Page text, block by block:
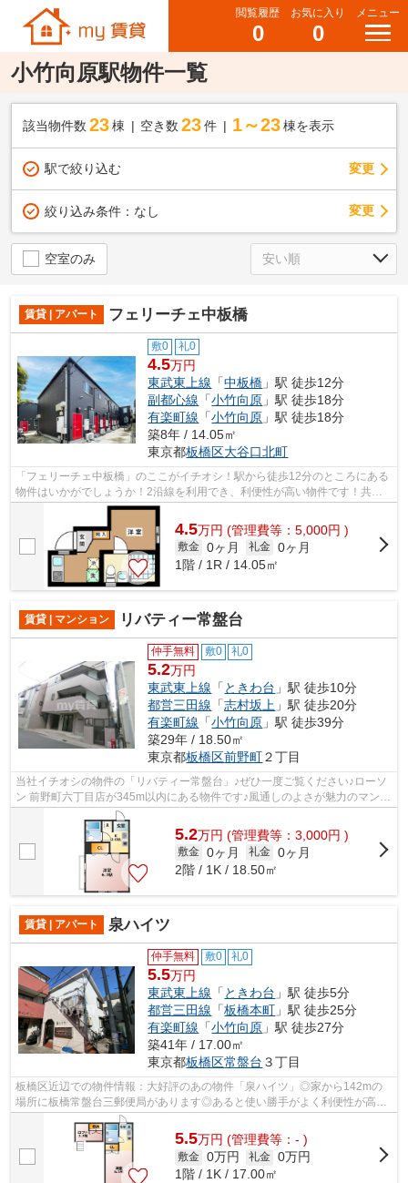
閲覧履歴
0
お気に入り
0
メニュー
小竹向原駅物件一覧
該当物件数 23棟 空き数 23 件 1～23 棟を表示
駅で絞り込む 変更
絞り込み条件： なし 変更
空室のみ
賃貸 | アパート フェリーチェ中板橋
敷0 礼0
4.5万円
東武東上線 「中板橋 」駅 徒歩12分
副都心線 「小竹向原 」駅 徒歩18分
有楽町線 「小竹向原 」駅 徒歩18分
築8年 / 14.05㎡
東京都板橋区大谷口北町
「フェリーチェ中板橋」のここがイチオシ！駅から徒歩12分のところにある
物件はいかがでしょうか！2沿線を利用でき、利便性が高い物件です！共用
部に住民専用のゴミ置き場があるので、...
4.5万円 (管理費等：5,000円 )
敷金 0ヶ月 礼金 0ヶ月
1階 / 1R / 14.05㎡
賃貸 | マンション リバティー常盤台
仲手無料 敷0 礼0
5.2万円
東武東上線 「 ときわ台 」駅 徒歩10分
都営三田線 「志村坂上 」駅 徒歩20分
有楽町線 「小竹向原 」駅 徒歩39分
築29年 / 18.50㎡
東京都板橋区前野町２丁目
当社イチオシの物件の「リバティー常盤台」♪ぜひ一度ご覧ください♪ローソ
ン 前野町六丁目店が345m以内にある物件です♪風通しのよさが魅力のマンシ
ョンです♪貴重な時間を大切にしたいビ...
5.2万円 (管理費等：3,000円 )
敷金 0ヶ月 礼金 0ヶ月
2階 / 1K / 18.50㎡
賃貸 | アパート 泉ハイツ
仲手無料 敷0 礼0
5.5万円
東武東上線 「 ときわ台 」駅 徒歩5分
都営三田線 「板橋本町 」駅 徒歩25分
有楽町線 「小竹向原 」駅 徒歩27分
築41年 / 17.00㎡
東京都板橋区常盤台 ３丁目
板橋区近辺での物件情報：大好評のあの物件「泉ハイツ」◎家から142mの
場所に板橋常盤台三郵便局があります◎あると使い勝手がよく利便性が高い
のが敷地内ごみ置き場です◎徒歩5分で駅に...
5.5万円 (管理費等：- )
敷金 0万円 礼金 0万円
1階 / 1K / 17.00㎡